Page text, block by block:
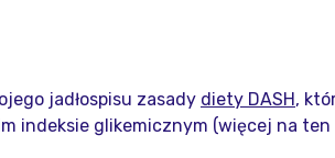
jadłospisu zasady diety DASH,
indeksie glikemicznym (więcej na